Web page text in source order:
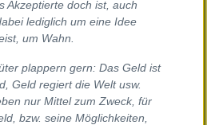
Akzeptierte doch ist, auch
lediglich um eine Idee
um Wahn.
plappern gern: Das Geld ist
Geld regiert die Welt usw.
nur Mittel zum Zweck, für
bzw. seine Möglichkeiten,